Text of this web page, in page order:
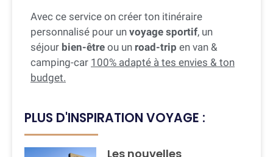
Avec ce service on créer ton itinéraire
personnalisé pour un voyage sportif, un
séjour bien-être ou un road-trip en van &
camping-car 100% adapté à tes envies & ton
budget.
PLUS D'INSPIRATION VOYAGE :
Les nouvelles